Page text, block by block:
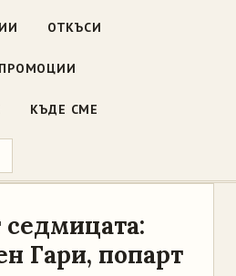
ОТКЪСИ
ПРОМОЦИИ
КЪДЕ СМЕ
седмицата:
Гари, попарт